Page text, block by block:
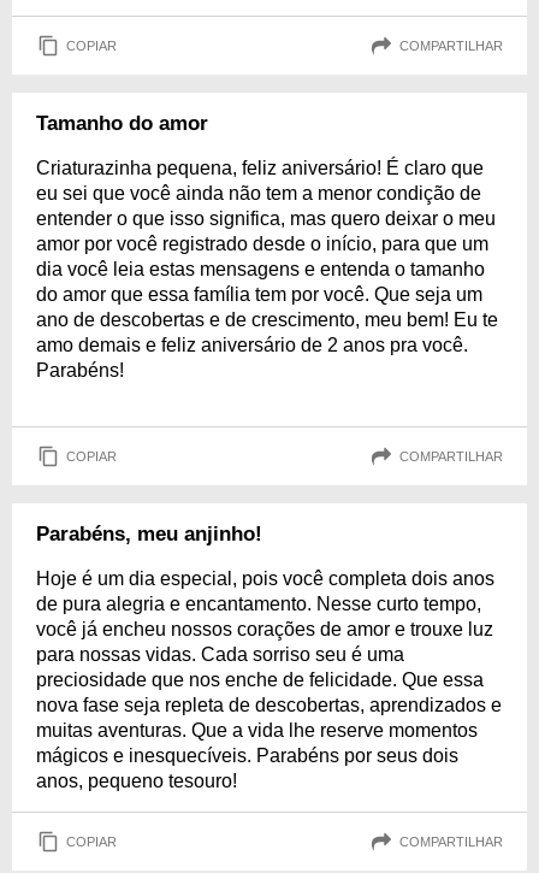
COPIAR COMPARTILHAR
Tamanho do amor
Criaturazinha pequena, feliz aniversário! É claro que
eu sei que você ainda não tem a menor condição de
entender o que isso significa, mas quero deixar o meu
amor por você registrado desde o início, para que um
dia você leia estas mensagens e entenda o tamanho
do amor que essa família tem por você. Que seja um
ano de descobertas e de crescimento, meu bem! Eu te
amo demais e feliz aniversário de 2 anos pra você.
Parabéns!
COPIAR COMPARTILHAR
Parabéns, meu anjinho!
Hoje é um dia especial, pois você completa dois anos
de pura alegria e encantamento. Nesse curto tempo,
você já encheu nossos corações de amor e trouxe luz
para nossas vidas. Cada sorriso seu é uma
preciosidade que nos enche de felicidade. Que essa
nova fase seja repleta de descobertas, aprendizados e
muitas aventuras. Que a vida lhe reserve momentos
mágicos e inesquecíveis. Parabéns por seus dois
anos, pequeno tesouro!
COPIAR COMPARTILHAR